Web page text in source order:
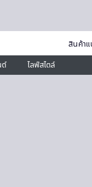
สินค้าแ
ไลฟ์สไตล์